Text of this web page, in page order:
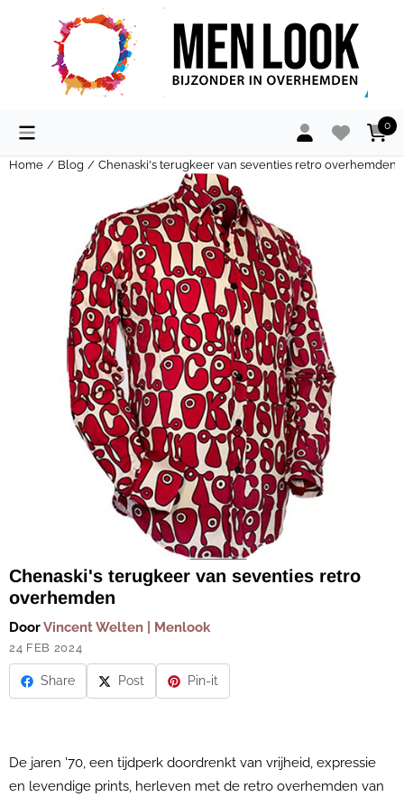
Cookievoorkeuren zijn momenteel gesloten.
0
Home / Blog / Chenaski's terugkeer van seventies retro overhemden
Chenaski's terugkeer van seventies retro
overhemden
DoorVincent Welten | Menlook
24 FEB 2024
Share Post Pin-it
De jaren '70, een tijdperk doordrenkt van vrijheid, expressie
en levendige prints, herleven met de retro overhemden van